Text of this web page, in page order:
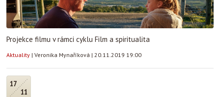
Projekce filmu v rámci cyklu Film a spiritualita
Aktuality | Veronika Mynaříková | 20.11.2019 19:00
17
11